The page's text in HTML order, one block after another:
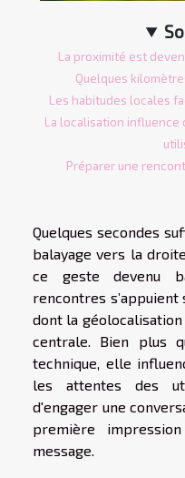
La proximité est
Quelques
Les habitudes locales
La localisation influence
Préparer une
Quelques secondes
balayage vers la
ce geste devenu
rencontres s’appuient
dont la
centrale. Bien plus
technique, elle
les attentes des
d'engager une
première
message.